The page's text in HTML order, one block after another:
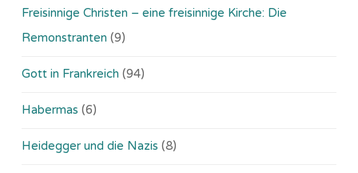
Freisinnige Christen – eine freisinnige Kirche: Die
Remonstranten (9)
Gott in Frankreich (94)
Habermas (6)
Heidegger und die Nazis (8)